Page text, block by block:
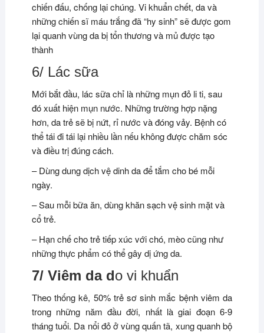
chiến đấu, chống lại chúng. Vi khuẩn chết, da và
những chiến sĩ máu trắng đã “hy sinh” sẽ được gom
lại quanh vùng da bị tổn thương và mủ được tạo
thành
6/ Lác sữa
Mới bắt đầu, lác sữa chỉ là những mụn đỏ li ti, sau
đó xuất hiện mụn nước. Những trường hợp nặng
hơn, da trẻ sẽ bị nứt, rỉ nước và đóng vảy. Bệnh có
thể tái đi tái lại nhiều lần nếu không được chăm sóc
và điều trị đúng cách.
– Dùng dung dịch vệ dinh da để tắm cho bé mỗi
ngày.
– Sau mỗi bữa ăn, dùng khăn sạch vệ sinh mặt và
cổ trẻ.
– Hạn chế cho trẻ tiếp xúc với chó, mèo cũng như
những thực phẩm có thể gây dị ứng da.
7/ Viêm da do vi khuẩn
Theo thống kê, 50% trẻ sơ sinh mắc bệnh viêm da
trong những năm đầu đời, nhất là giai đoạn 6-9
tháng tuổi. Da nổi đỏ ở vùng quấn tã, xung quanh bộ